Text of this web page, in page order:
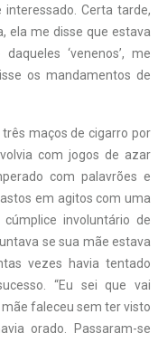
Certa tarde,
ela me disse que estava
‘venenos’, me
os mandamentos de
maços de cigarro por
com jogos de azar
com palavrões e
em agitos com uma
involuntário de
se sua mãe estava
vezes havia tentado
“Eu sei que vai
mãe faleceu sem ter visto
orado. Passaram-se